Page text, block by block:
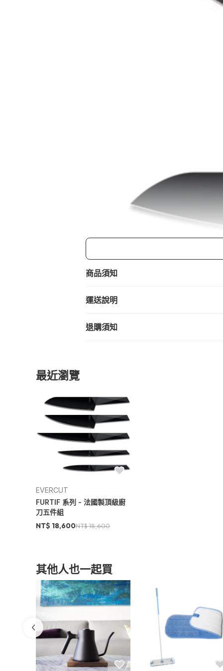
商品須知
運送說明
退購須知
最近瀏覽
EVERCUT
FURTIF 系列 - 法國製頂級廚
刀五件組
NT$ 18,600NT$ 18,600
其他人也一起買